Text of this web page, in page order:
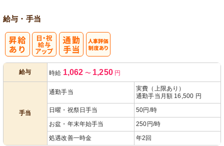
給与・手当
給与 時給 1,062 〜 1,250円
手当
通勤手当
実費（上限あり）
通勤手当月額 16,500 円
日曜・祝祭日手当
50円/時
お盆・年末年始手当
250円/時
処遇改善一時金
年2回